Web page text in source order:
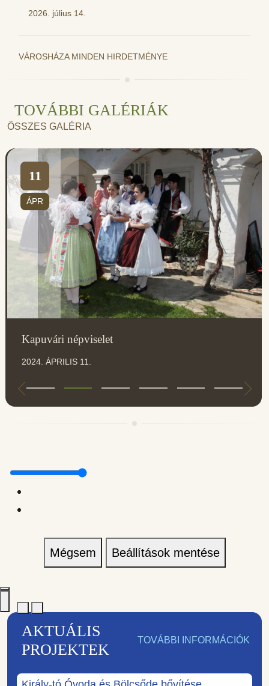
2026. július 14.
VÁROSHÁZA MINDEN HIRDETMÉNYE
TOVÁBBI GALÉRIÁK
ÖSSZES GALÉRIA
11
ÁPR
Kapuvári népviselet
2024. ÁPRILIS 11.
Mégsem Beállítások mentése
AKTUÁLIS
PROJEKTEK
TOVÁBBI INFORMÁCIÓK